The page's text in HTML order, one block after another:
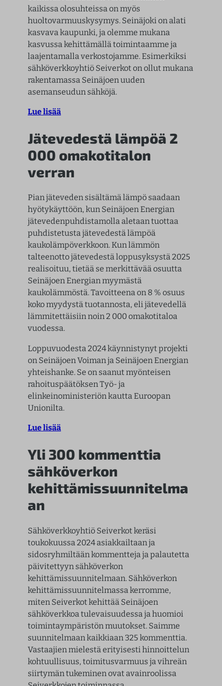
kaikissa olosuhteissa on myös
huoltovarmuuskysymys. Seinäjoki on alati
kasvava kaupunki, ja olemme mukana
kasvussa kehittämällä toimintaamme ja
laajentamalla verkostojamme. Esimerkiksi
sähköverkkoyhtiö Seiverkot on ollut mukana
rakentamassa Seinäjoen uuden
asemanseudun sähköjä.
Lue lisää
Jätevedestä lämpöä 2
000 omakotitalon
verran
Pian jäteveden sisältämä lämpö saadaan
hyötykäyttöön, kun Seinäjoen Energian
jätevedenpuhdistamolla aletaan tuottaa
puhdistetusta jätevedestä lämpöä
kaukolämpöverkkoon. Kun lämmön
talteenotto jätevedestä loppusyksystä 2025
realisoituu, tietää se merkittävää osuutta
Seinäjoen Energian myymästä
kaukolämmöstä. Tavoitteena on 8 % osuus
koko myydystä tuotannosta, eli jätevedellä
lämmitettäisiin noin 2 000 omakotitaloa
vuodessa.
Loppuvuodesta 2024 käynnistynyt projekti
on Seinäjoen Voiman ja Seinäjoen Energian
yhteishanke. Se on saanut myönteisen
rahoituspäätöksen Työ- ja
elinkeinoministeriön kautta Euroopan
Unionilta.
Lue lisää
Yli 300 kommenttia
sähköverkon
kehittämissuunnitelma
an
Sähköverkkoyhtiö Seiverkot keräsi
toukokuussa 2024 asiakkailtaan ja
sidosryhmiltään kommentteja ja palautetta
päivitettyyn sähköverkon
kehittämissuunnitelmaan. Sähköverkon
kehittämissuunnitelmassa kerromme,
miten Seiverkot kehittää Seinäjoen
sähköverkkoa tulevaisuudessa ja huomioi
toimintaympäristön muutokset. Saimme
suunnitelmaan kaikkiaan 325 kommenttia.
Vastaajien mielestä erityisesti hinnoittelun
kohtuullisuus, toimitusvarmuus ja vihreän
siirtymän tukeminen ovat avainroolissa